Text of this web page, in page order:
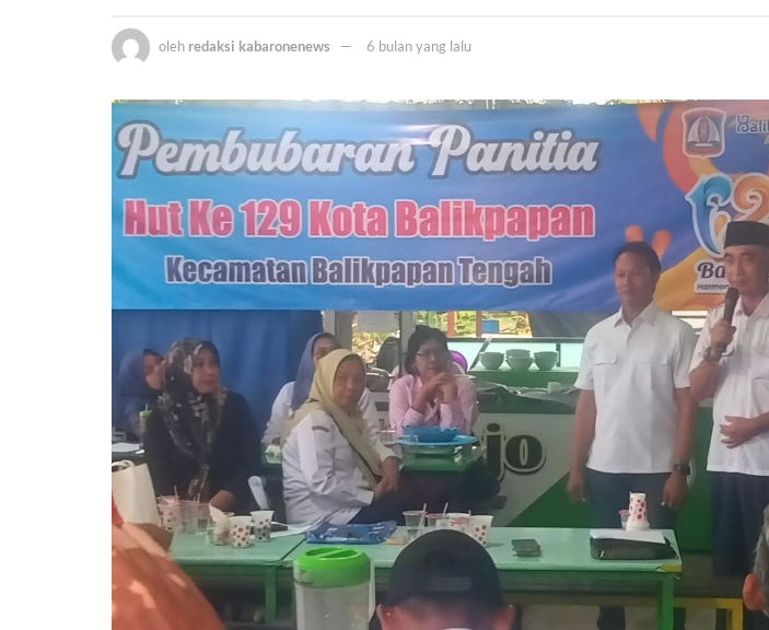
oleh redaksi kabaronenews 6 bulan yang lalu